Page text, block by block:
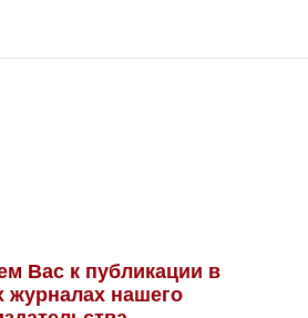
Вас к публикации в
журналах нашего